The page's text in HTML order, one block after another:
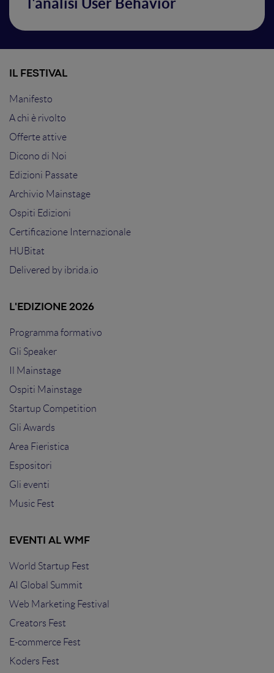
l'analisi User Behavior
IL FESTIVAL
Manifesto
A chi è rivolto
Offerte attive
Dicono di Noi
Edizioni Passate
Archivio Mainstage
Ospiti Edizioni
Certificazione Internazionale
HUBitat
Delivered by ibrida.io
L'EDIZIONE 2026
Programma formativo
Gli Speaker
Il Mainstage
Ospiti Mainstage
Startup Competition
Gli Awards
Area Fieristica
Espositori
Gli eventi
Music Fest
EVENTI AL WMF
World Startup Fest
AI Global Summit
Web Marketing Festival
Creators Fest
E-commerce Fest
Koders Fest